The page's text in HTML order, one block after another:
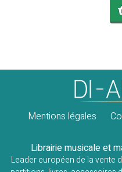
Mentions légales
Librairie musicale et
Leader européen de la vente